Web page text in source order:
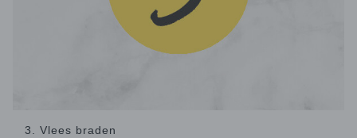
3. Vlees braden